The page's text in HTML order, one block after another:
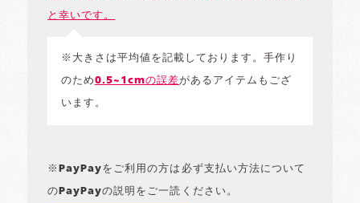
と幸いです。
※大きさは平均値を記載しております。手作り
のため0.5~1cmの誤差があるアイテムもござ
います。
※PayPayをご利用の方は必ず支払い方法について
のPayPayの説明をご一読ください。